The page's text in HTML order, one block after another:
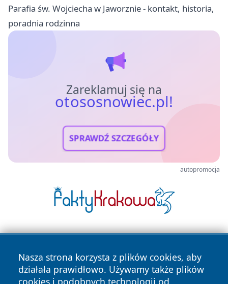
Parafia św. Wojciecha w Jaworznie - kontakt, historia,
poradnia rodzinna
Zareklamuj się na
otososnowiec.pl!
SPRAWDŹ SZCZEGÓŁY
autopromocja
Nasza strona korzysta z plików cookies, aby
działała prawidłowo. Używamy także plików
cookies i podobnych technologii od